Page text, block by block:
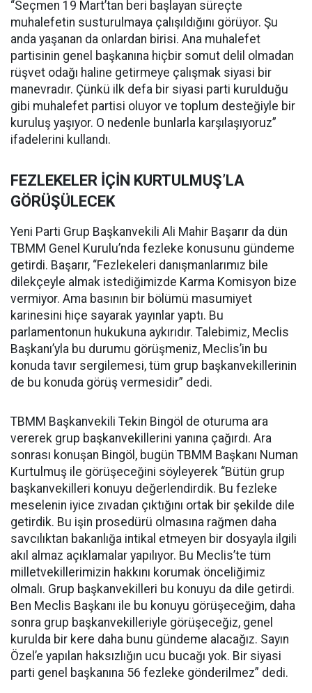
“Seçmen 19 Mart’tan beri başlayan süreçte
muhalefetin susturulmaya çalışıldığını görüyor. Şu
anda yaşanan da onlardan birisi. Ana muhalefet
partisinin genel başkanına hiçbir somut delil olmadan
rüşvet odağı haline getirmeye çalışmak siyasi bir
manevradır. Çünkü ilk defa bir siyasi parti kurulduğu
gibi muhalefet partisi oluyor ve toplum desteğiyle bir
kuruluş yaşıyor. O nedenle bunlarla karşılaşıyoruz”
ifadelerini kullandı.
FEZLEKELER İÇİN KURTULMUŞ’LA
GÖRÜŞÜLECEK
Yeni Parti Grup Başkanvekili Ali Mahir Başarır da dün
TBMM Genel Kurulu’nda fezleke konusunu gündeme
getirdi. Başarır, “Fezlekeleri danışmanlarımız bile
dilekçeyle almak istediğimizde Karma Komisyon bize
vermiyor. Ama basının bir bölümü masumiyet
karinesini hiçe sayarak yayınlar yaptı. Bu
parlamentonun hukukuna aykırıdır. Talebimiz, Meclis
Başkanı’yla bu durumu görüşmeniz, Meclis’in bu
konuda tavır sergilemesi, tüm grup başkanvekillerinin
de bu konuda görüş vermesidir” dedi.
TBMM Başkanvekili Tekin Bingöl de oturuma ara
vererek grup başkanvekillerini yanına çağırdı. Ara
sonrası konuşan Bingöl, bugün TBMM Başkanı Numan
Kurtulmuş ile görüşeceğini söyleyerek “Bütün grup
başkanvekilleri konuyu değerlendirdik. Bu fezleke
meselenin iyice zıvadan çıktığını ortak bir şekilde dile
getirdik. Bu işin prosedürü olmasına rağmen daha
savcılıktan bakanlığa intikal etmeyen bir dosyayla ilgili
akıl almaz açıklamalar yapılıyor. Bu Meclis’te tüm
milletvekillerimizin hakkını korumak önceliğimiz
olmalı. Grup başkanvekilleri bu konuyu da dile getirdi.
Ben Meclis Başkanı ile bu konuyu görüşeceğim, daha
sonra grup başkanvekilleriyle görüşeceğiz, genel
kurulda bir kere daha bunu gündeme alacağız. Sayın
Özel’e yapılan haksızlığın ucu bucağı yok. Bir siyasi
parti genel başkanına 56 fezleke gönderilmez” dedi.